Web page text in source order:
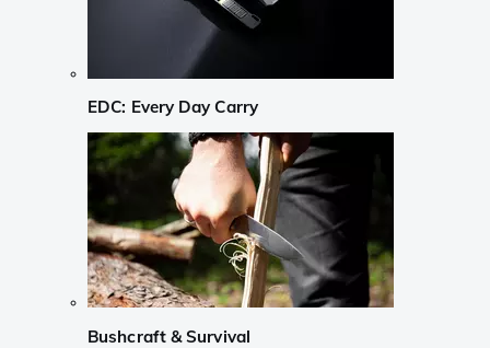
EDC: Every Day Carry
Bushcraft & Survival